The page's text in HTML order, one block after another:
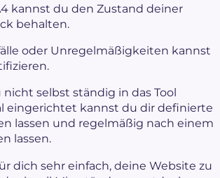
kannst du den Zustand deiner
behalten.
oder Unregelmäßigkeiten kannst
selbst ständig in das Tool
eingerichtet kannst du dir definierte
lassen und regelmäßig nach einem
lassen.
dich sehr einfach, deine Website zu